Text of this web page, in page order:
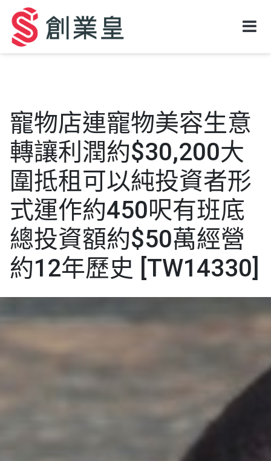
寵物店連寵物美容生意
轉讓利潤約$30,200大
圍抵租可以純投資者形
式運作約450呎有班底
總投資額約$50萬經營
約12年歷史 [TW14330]